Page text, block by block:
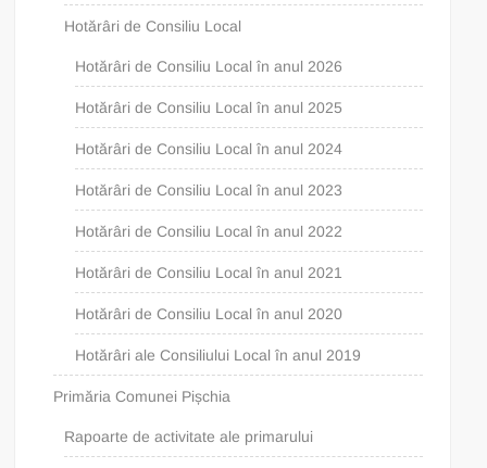
Hotărâri de Consiliu Local
Hotărâri de Consiliu Local în anul 2026
Hotărâri de Consiliu Local în anul 2025
Hotărâri de Consiliu Local în anul 2024
Hotărâri de Consiliu Local în anul 2023
Hotărâri de Consiliu Local în anul 2022
Hotărâri de Consiliu Local în anul 2021
Hotărâri de Consiliu Local în anul 2020
Hotărâri ale Consiliului Local în anul 2019
Primăria Comunei Pișchia
Rapoarte de activitate ale primarului